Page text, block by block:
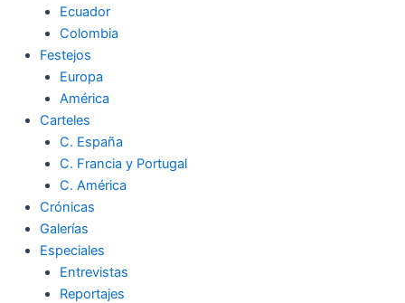
Ecuador
Colombia
Festejos
Europa
América
Carteles
C. España
C. Francia y Portugal
C. América
Crónicas
Galerías
Especiales
Entrevistas
Reportajes